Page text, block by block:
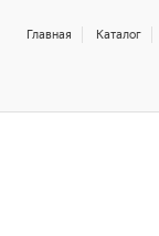
Главная Каталог